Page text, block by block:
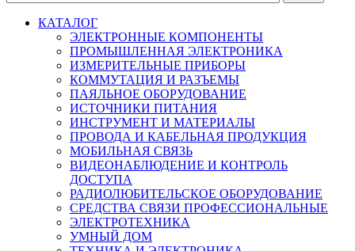
КАТАЛОГ
ЭЛЕКТРОННЫЕ КОМПОНЕНТЫ
ПРОМЫШЛЕННАЯ ЭЛЕКТРОНИКА
ИЗМЕРИТЕЛЬНЫЕ ПРИБОРЫ
КОММУТАЦИЯ И РАЗЪЕМЫ
ПАЯЛЬНОЕ ОБОРУДОВАНИЕ
ИСТОЧНИКИ ПИТАНИЯ
ИНСТРУМЕНТ И МАТЕРИАЛЫ
ПРОВОДА И КАБЕЛЬНАЯ ПРОДУКЦИЯ
МОБИЛЬНАЯ СВЯЗЬ
ВИДЕОНАБЛЮДЕНИЕ И КОНТРОЛЬ
ДОСТУПА
РАДИОЛЮБИТЕЛЬСКОЕ ОБОРУДОВАНИЕ
СРЕДСТВА СВЯЗИ ПРОФЕССИОНАЛЬНЫЕ
ЭЛЕКТРОТЕХНИКА
УМНЫЙ ДОМ